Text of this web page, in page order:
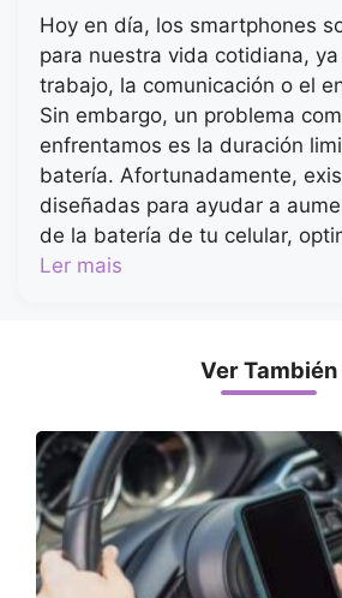
Hoy en día, los smartphones
para nuestra vida cotidiana,
trabajo, la comunicación o el
Sin embargo, un problema
enfrentamos es la duración
batería. Afortunadamente,
diseñadas para ayudar a
de la batería de tu celular,
Ler mais
Ver También